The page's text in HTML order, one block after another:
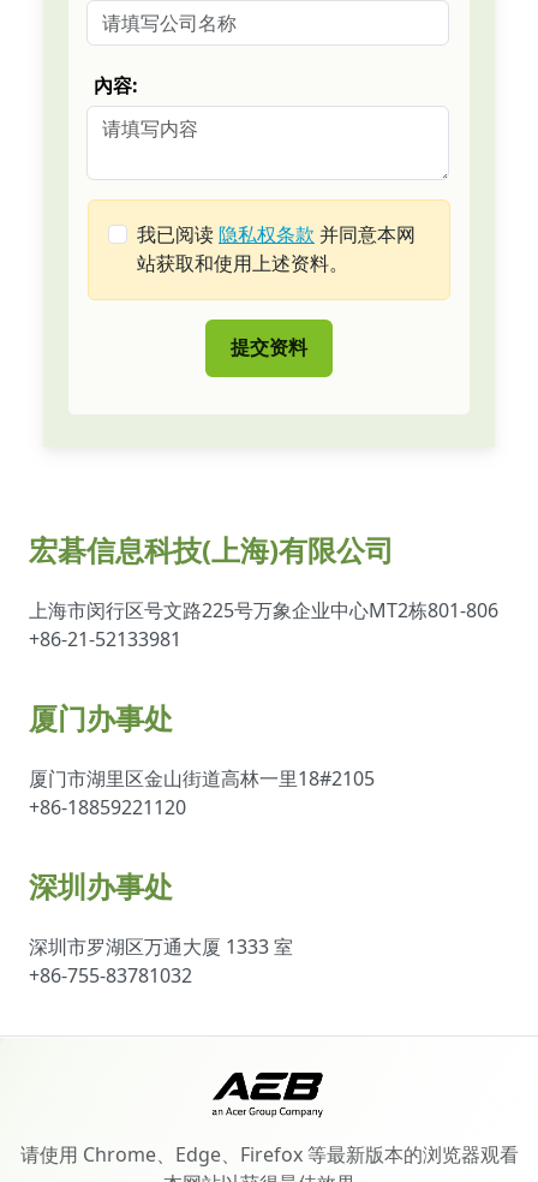
內容:
我已阅读隐私权条款 并同意本网
站获取和使用上述资料。
提交资料
宏碁信息科技(上海)有限公司
上海市闵行区号文路225号万象企业中心MT2栋801-806
+86-21-52133981
厦门办事处
厦门市湖里区金山街道高林一里18#2105
+86-18859221120
深圳办事处
深圳市罗湖区万通大厦 1333 室
+86-755-83781032
请使用 Chrome、Edge、Firefox 等最新版本的浏览器观看